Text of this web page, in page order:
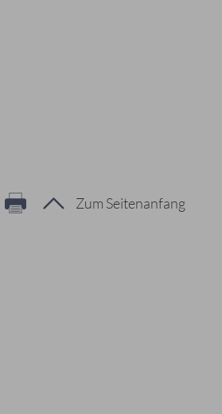
Zum Seitenanfang